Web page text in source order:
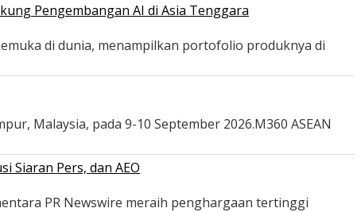
Pengembangan AI di Asia Tenggara
di dunia, menampilkan portofolio produknya di
Malaysia, pada 9-10 September 2026.M360 ASEAN
Siaran Pers, dan AEO
PR Newswire meraih penghargaan tertinggi